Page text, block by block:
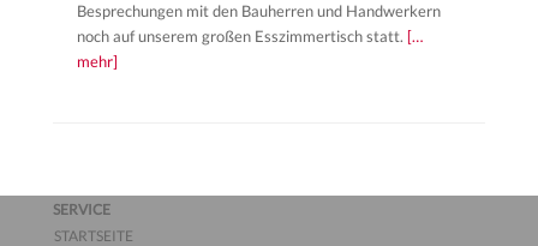
Besprechungen mit den Bauherren und Handwerkern
noch auf unserem großen Esszimmertisch statt. […
mehr]
SERVICE
STARTSEITE